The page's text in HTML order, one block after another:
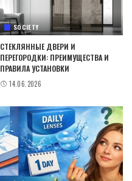
SOCIETY
СТЕКЛЯННЫЕ ДВЕРИ И
ПЕРЕГОРОДКИ: ПРЕИМУЩЕСТВА И
ПРАВИЛА УСТАНОВКИ
14.06.2026